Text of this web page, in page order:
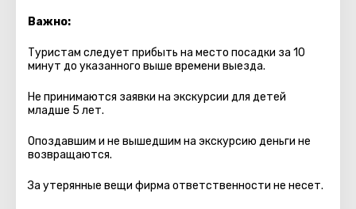
Важно:
Туристам следует прибыть на место посадки за 10
минут до указанного выше времени выезда.
Не принимаются заявки на экскурсии для детей
младше 5 лет.
Опоздавшим и не вышедшим на экскурсию деньги не
возвращаются.
За утерянные вещи фирма ответственности не несет.